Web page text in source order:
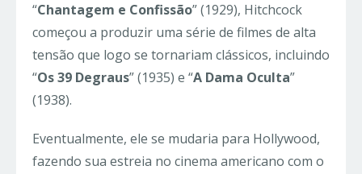
“Chantagem e Confissão” (1929), Hitchcock
começou a produzir uma série de filmes de alta
tensão que logo se tornariam clássicos, incluindo
“Os 39 Degraus” (1935) e “A Dama Oculta”
(1938).
Eventualmente, ele se mudaria para Hollywood,
fazendo sua estreia no cinema americano com o